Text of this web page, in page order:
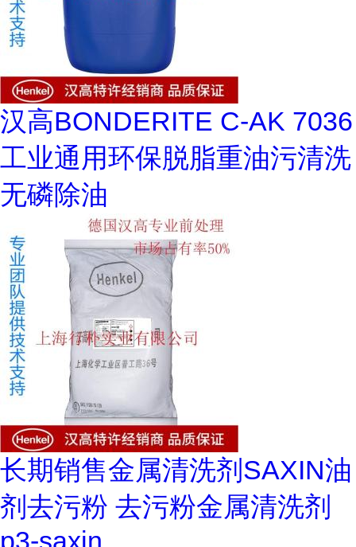
汉高BONDERITE C-AK 7036
工业通用环保脱脂重油污清洗
无磷除油
长期销售金属清洗剂SAXIN油
剂去污粉 去污粉金属清洗剂
p3-saxin